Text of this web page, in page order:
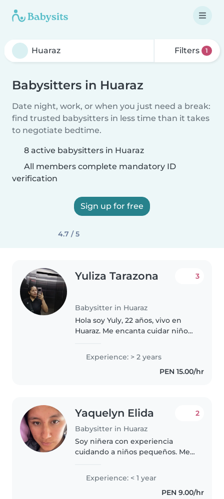
Filters 1
Babysitters in Huaraz
Date night, work, or when you just need a break:
find trusted babysitters in less time than it takes
to negotiate bedtime.
8 active babysitters in Huaraz
All members complete mandatory ID
verification
Sign up for free
4.7 / 5
Yuliza Tarazona
Babysitter in Huaraz
3
Hola soy Yuly, 22 años, vivo en
Huaraz. Me encanta cuidar niños
en su desarrollo con paciencia y
cariño. Soy responsable con las
rutinas y me adapto fácil..
Experience: > 2 years
PEN 15.00/hr
Yaquelyn Elida
Babysitter in Huaraz
2
Soy niñera con experiencia
cuidando a niños pequeños. Me
cómoda con mascotas y cocinar.
Vivo cerca y puedo cuidar a tus
Experience: < 1 year
PEN 9.00/hr